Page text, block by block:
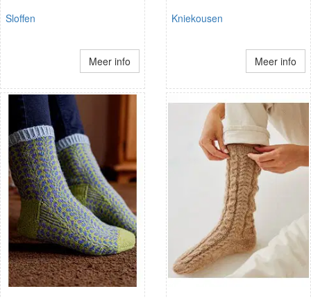
Sloffen
Meer info
Kniekousen
Meer info